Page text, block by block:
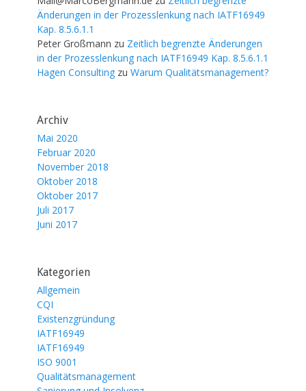
Änderungen in der Prozesslenkung nach IATF16949
Kap. 8.5.6.1.1
Peter Großmann zu Zeitlich begrenzte Änderungen
in der Prozesslenkung nach IATF16949 Kap. 8.5.6.1.1
Hagen Consulting zu Warum Qualitätsmanagement?
Archiv
Mai 2020
Februar 2020
November 2018
Oktober 2018
Oktober 2017
Juli 2017
Juni 2017
Kategorien
Allgemein
CQI
Existenzgründung
IATF16949
IATF16949
ISO 9001
Qualitätsmanagement